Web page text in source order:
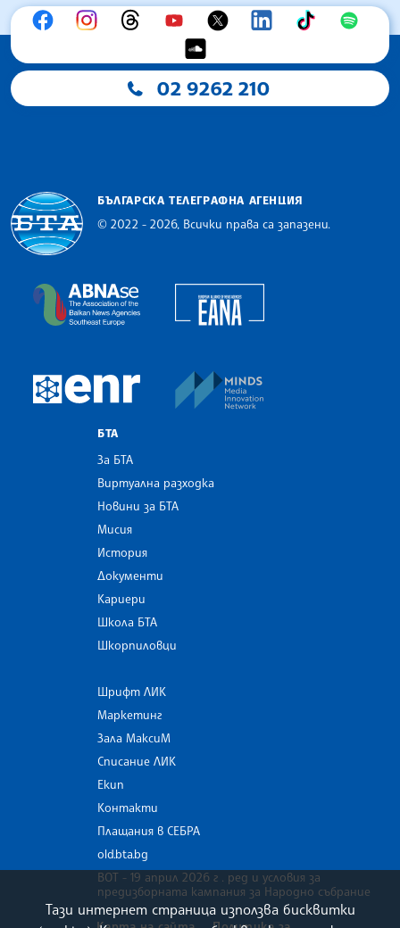
02 9262 210
БЪЛГАРСКА ТЕЛЕГРАФНА АГЕНЦИЯ
© 2022 - 2026, Всички права са запазени.
The Assocoation of the Balkan News Agencies
European Newsroom
БТА
За БТА
Виртуална разходка
Новини за БТА
Мисия
История
Документи
Кариери
Школа БТА
Шкорпиловци
Шрифт ЛИК
Маркетинг
Зала МаксиМ
Списание ЛИК
Екип
Контакти
Плащания в СЕБРА
old.bta.bg
ВОТ - 19 април 2026 г . ред и условия за
предизборната кампания за Народно събрание
Тази интернет страница използва бисквитки